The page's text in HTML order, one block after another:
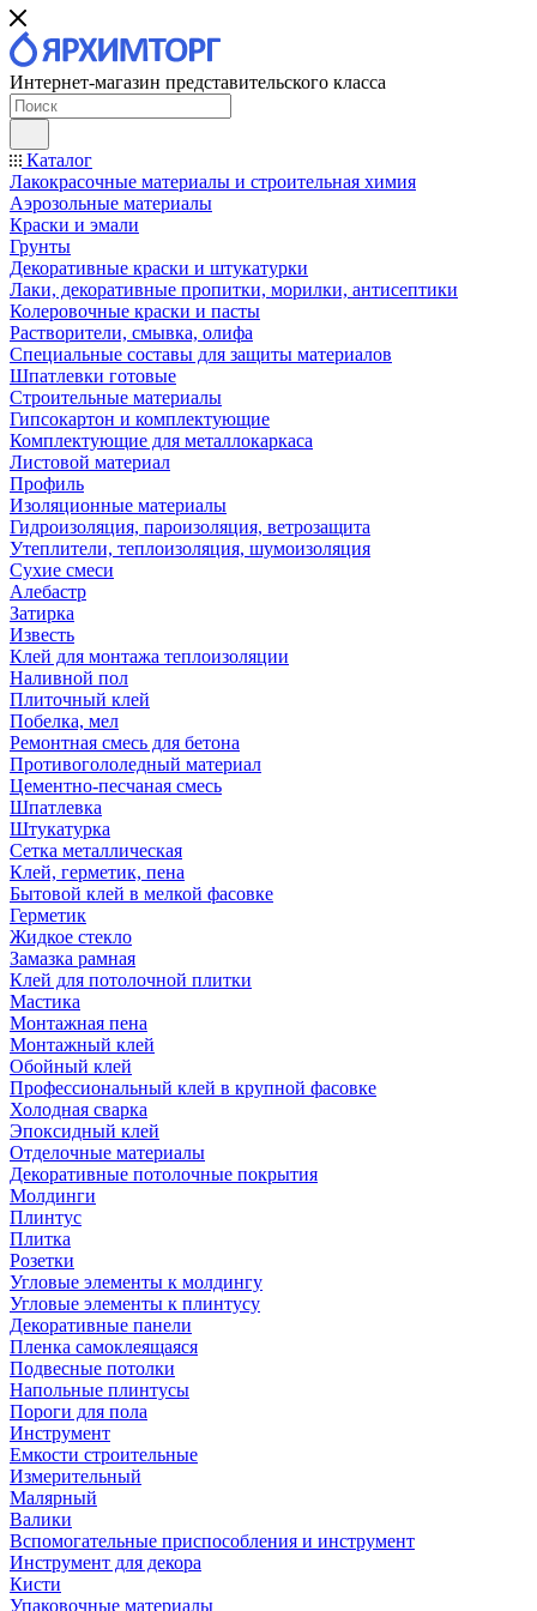
Интернет-магазин представительского класса
Каталог
Лакокрасочные материалы и строительная химия
Аэрозольные материалы
Краски и эмали
Грунты
Декоративные краски и штукатурки
Лаки, декоративные пропитки, морилки, антисептики
Колеровочные краски и пасты
Растворители, смывка, олифа
Специальные составы для защиты материалов
Шпатлевки готовые
Строительные материалы
Гипсокартон и комплектующие
Комплектующие для металлокаркаса
Листовой материал
Профиль
Изоляционные материалы
Гидроизоляция, пароизоляция, ветрозащита
Утеплители, теплоизоляция, шумоизоляция
Сухие смеси
Алебастр
Затирка
Известь
Клей для монтажа теплоизоляции
Наливной пол
Плиточный клей
Побелка, мел
Ремонтная смесь для бетона
Противогололедный материал
Цементно-песчаная смесь
Шпатлевка
Штукатурка
Сетка металлическая
Клей, герметик, пена
Бытовой клей в мелкой фасовке
Герметик
Жидкое стекло
Замазка рамная
Клей для потолочной плитки
Мастика
Монтажная пена
Монтажный клей
Обойный клей
Профессиональный клей в крупной фасовке
Холодная сварка
Эпоксидный клей
Отделочные материалы
Декоративные потолочные покрытия
Молдинги
Плинтус
Плитка
Розетки
Угловые элементы к молдингу
Угловые элементы к плинтусу
Декоративные панели
Пленка самоклеящаяся
Подвесные потолки
Напольные плинтусы
Пороги для пола
Инструмент
Емкости строительные
Измерительный
Малярный
Валики
Вспомогательные приспособления и инструмент
Инструмент для декора
Кисти
Упаковочные материалы